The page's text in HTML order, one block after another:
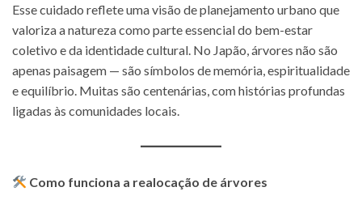
Esse cuidado reflete uma visão de planejamento urbano que
valoriza a natureza como parte essencial do bem-estar
coletivo e da identidade cultural. No Japão, árvores não são
apenas paisagem — são símbolos de memória, espiritualidade
e equilíbrio. Muitas são centenárias, com histórias profundas
ligadas às comunidades locais.
Como funciona a realocação de árvores